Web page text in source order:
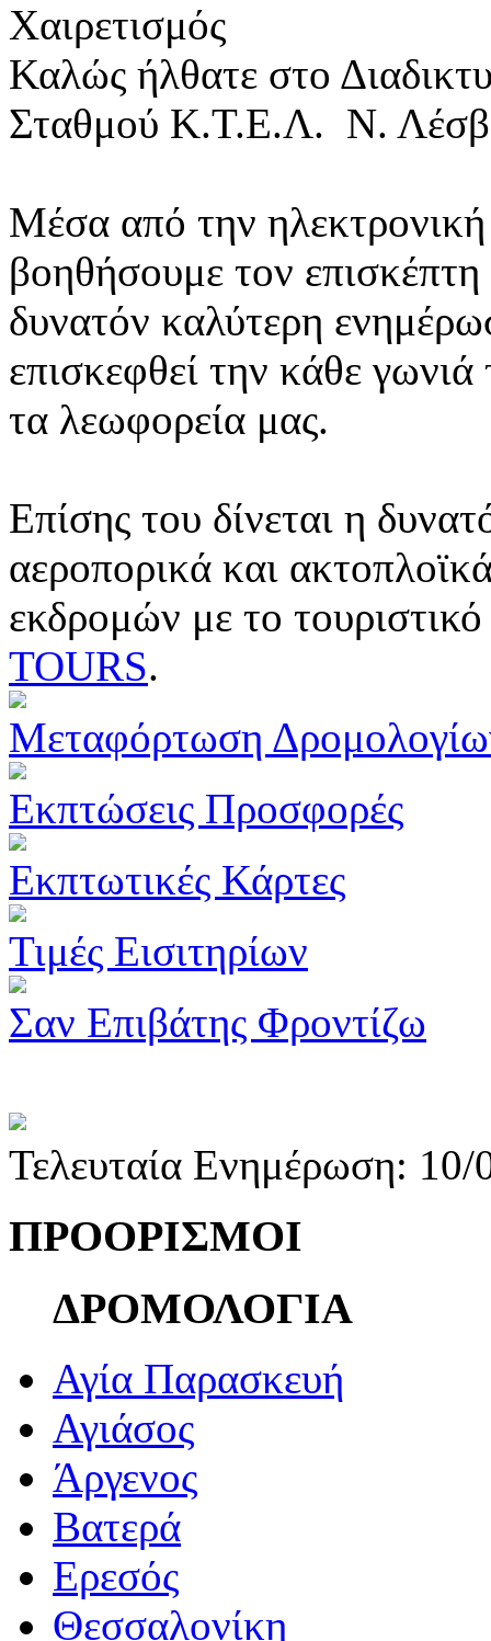
Χαιρετισμός
Καλώς ήλθατε στο
Σταθμού Κ.Τ.Ε.Λ. Ν.
Μέσα από την ηλεκτρονική
βοηθήσουμε τον
δυνατόν καλύτερη
επισκεφθεί την κάθε
τα λεωφορεία μας.
Επίσης του δίνεται η
αεροπορικά και
εκδρομών με το
TOURS.
Μεταφόρτωση
Εκπτώσεις Προσφορές
Εκπτωτικές Κάρτες
Τιμές Εισιτηρίων
Σαν Επιβάτης Φροντίζω
Τελευταία Ενημέρωση:
ΠΡΟΟΡΙΣΜΟΙ
ΔΡΟΜΟΛΟΓΙΑ
Αγία Παρασκευή
Αγιάσος
Άργενος
Βατερά
Ερεσός
Θεσσαλονίκη